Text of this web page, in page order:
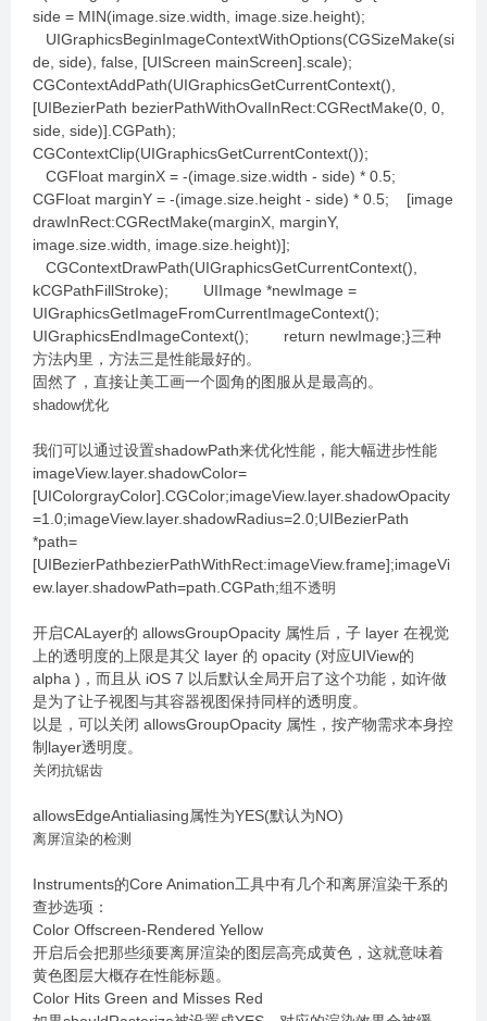
side = MIN(image.size.width, image.size.height);
UIGraphicsBeginImageContextWithOptions(CGSizeMake(si
de, side), false, [UIScreen mainScreen].scale);
CGContextAddPath(UIGraphicsGetCurrentContext(),
[UIBezierPath bezierPathWithOvalInRect:CGRectMake(0, 0,
side, side)].CGPath);
CGContextClip(UIGraphicsGetCurrentContext());
CGFloat marginX = -(image.size.width - side) * 0.5;
CGFloat marginY = -(image.size.height - side) * 0.5; [image
drawInRect:CGRectMake(marginX, marginY,
image.size.width, image.size.height)];
CGContextDrawPath(UIGraphicsGetCurrentContext(),
kCGPathFillStroke); UIImage *newImage =
UIGraphicsGetImageFromCurrentImageContext();
UIGraphicsEndImageContext(); return newImage;}三种
方法内里，方法三是性能最好的。
固然了，直接让美工画一个圆角的图服从是最高的。
shadow优化
我们可以通过设置shadowPath来优化性能，能大幅进步性能
imageView.layer.shadowColor=
[UIColorgrayColor].CGColor;imageView.layer.shadowOpacity
=1.0;imageView.layer.shadowRadius=2.0;UIBezierPath
*path=
[UIBezierPathbezierPathWithRect:imageView.frame];imageVi
ew.layer.shadowPath=path.CGPath;组不透明
开启CALayer的 allowsGroupOpacity 属性后，子 layer 在视觉
上的透明度的上限是其父 layer 的 opacity (对应UIView的
alpha )，而且从 iOS 7 以后默认全局开启了这个功能，如许做
是为了让子视图与其容器视图保持同样的透明度。
以是，可以关闭 allowsGroupOpacity 属性，按产物需求本身控
制layer透明度。
关闭抗锯齿
allowsEdgeAntialiasing属性为YES(默认为NO)
离屏渲染的检测
Instruments的Core Animation工具中有几个和离屏渲染干系的
查抄选项：
Color Offscreen-Rendered Yellow
开启后会把那些须要离屏渲染的图层高亮成黄色，这就意味着
黄色图层大概存在性能标题。
Color Hits Green and Misses Red